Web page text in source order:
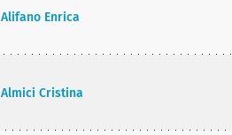
Alifano Enrica
Almici Cristina